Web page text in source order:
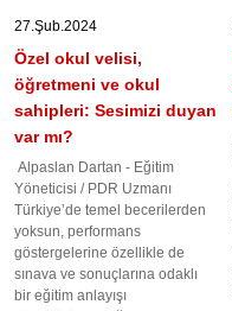
27.Şub.2024
Özel okul velisi,
öğretmeni ve okul
sahipleri: Sesimizi duyan
var mı?
Alpaslan Dartan - Eğitim
Yöneticisi / PDR Uzmanı
Türkiye’de temel becerilerden
yoksun, performans
göstergelerine özellikle de
sınava ve sonuçlarına odaklı
bir eğitim anlayışı